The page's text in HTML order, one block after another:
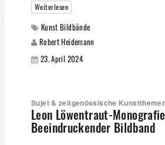
Weiterlesen
Kunst Bildbände
Robert Heidemann
23. April 2024
Sujet & zeitgenössische
Leon Löwentraut-
Beeindruckender Bildband